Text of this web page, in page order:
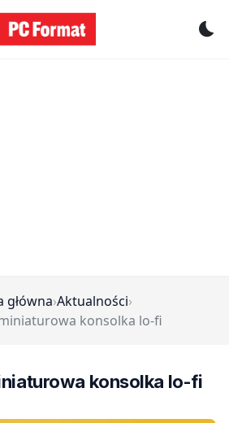
główna›Aktualności›
konsolka lo-fi
konsolka lo-fi